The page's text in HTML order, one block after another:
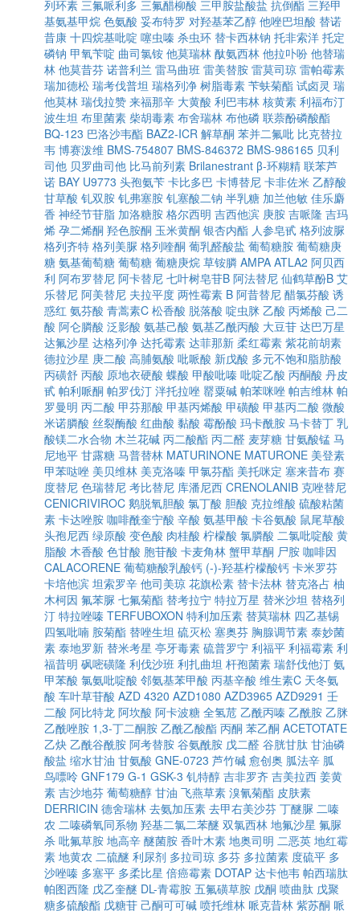
列环素 三氟哌利多 三氟醋柳酸 三甲胺盐酸盐 抗倒酯 三羟甲
基氨基甲烷 色氨酸 妥布特罗 对羟基苯乙醇 他唑巴坦酸 替诺
昔康 十四烷基吡啶 噻虫嗪 杀虫环 替卡西林钠 托非索洋 托定
磷钠 甲氧苄啶 曲司氯铵 他莫瑞林 酞氨西林 他拉卟吩 他替瑞
林 他莫昔芬 诺普利兰 雷马曲班 雷美替胺 雷莫司琼 雷帕霉素
瑞加德松 瑞考伐普坦 瑞格列净 树脂毒素 苄蚨菊酯 试卤灵 瑞
他莫林 瑞伐拉赞 来福那辛 大黄酸 利巴韦林 核黄素 利福布汀
波生坦 布里菌素 柴胡毒素 布舍瑞林 布他磷 联萘酚磷酸酯
BQ-123 巴洛沙韦酯 BAZ2-ICR 解草酮 苯并二氟吡 比克替拉
韦 博赛泼维 BMS-754807 BMS-846372 BMS-986165 贝利
司他 贝罗曲司他 比马前列素 Brilanestrant β-环糊精 联苯芦
诺 BAY U9773 头孢氨苄 卡比多巴 卡博替尼 卡非佐米 乙醇酸
甘草酸 钆双胺 钆弗塞胺 钆塞酸二钠 半乳糖 加兰他敏 佳乐麝
香 神经节苷脂 加洛糖胺 格尔西明 吉西他滨 庚胺 吉哌隆 吉玛
烯 孕二烯酮 羟色胺酮 玉米黄酮 银杏内酯 人参皂甙 格列波脲
格列齐特 格列美脲 格列喹酮 葡乳醛酸盐 葡萄糖胺 葡萄糖庚
糖 氨基葡萄糖 葡萄糖 葡糖庚烷 草铵膦 AMPA ATLA2 阿贝西
利 阿布罗替尼 阿卡替尼 七叶树皂苷B 阿法替尼 仙鹤草酚B 艾
乐替尼 阿美替尼 夫拉平度 两性霉素 B 阿昔替尼 醋氯芬酸 诱
惑红 氨芬酸 青蒿素C 松香酸 脱落酸 啶虫脒 乙酸 丙烯酸 己二
酸 阿仑膦酸 泛影酸 氨基己酸 氨基乙酰丙酸 大豆苷 达巴万星
达氟沙星 达格列净 达托霉素 达菲那新 柔红霉素 紫花前胡素
德拉沙星 庚二酸 高脯氨酸 吡哌酸 新戊酸 多元不饱和脂肪酸
丙磺舒 丙酸 原地衣硬酸 蝶酸 甲酸吡嗪 吡啶乙酸 丙酮酸 丹皮
甙 帕利哌酮 帕罗伐汀 泮托拉唑 罂粟碱 帕苯咪唑 帕吉维林 帕
罗曼明 丙二酸 甲芬那酸 甲基丙烯酸 甲磺酸 甲基丙二酸 微酸
米诺膦酸 丝裂酶酸 红曲酸 黏酸 霉酚酸 玛卡酰胺 马卡替丁 乳
酸镁二水合物 木兰花碱 丙二酸酯 丙二醛 麦芽糖 甘氨酸锰 马
尼地平 甘露糖 马普替林 MATURINONE MATURONE 美登素
甲苯哒唑 美贝维林 美克洛嗪 甲氯芬酯 美托咪定 塞来昔布 赛
度替尼 色瑞替尼 考比替尼 库潘尼西 CRENOLANIB 克唑替尼
CENICRIVIROC 鹅脱氧胆酸 氯丁酸 胆酸 克拉维酸 硫酸粘菌
素 卡达唑胺 咖啡酰奎宁酸 辛酸 氨基甲酸 卡谷氨酸 鼠尾草酸
头孢尼西 绿原酸 变色酸 肉桂酸 柠檬酸 氯膦酸 二氯吡啶酸 黄
脂酸 木香酸 色甘酸 胞苷酸 卡麦角林 蟹甲草酮 尸胺 咖啡因
CALACORENE 葡萄糖酸乳酸钙 (-)-羟基柠檬酸钙 卡米罗芬
卡培他滨 坦索罗辛 他司美琼 花旗松素 替卡法林 替克洛占 柚
木柯因 氟苯脲 七氟菊酯 替考拉宁 特拉万星 替米沙坦 替格列
汀 特拉唑嗪 TERFUBOXON 特利加压素 替莫瑞林 四乙基锡
四氢吡喃 胺菊酯 替唑生坦 硫灭松 塞奥芬 胸腺调节素 泰妙菌
素 泰地罗新 替米考星 亭牙毒素 硫普罗宁 利福平 利福霉素 利
福昔明 砜嘧磺隆 利伐沙班 利扎曲坦 杆孢菌素 瑞舒伐他汀 氨
甲苯酸 氯氨吡啶酸 邻氨基苯甲酸 丙基辛酸 维生素C 天冬氨
酸 车叶草苷酸 AZD 4320 AZD1080 AZD3965 AZD9291 壬
二酸 阿比特龙 阿坎酸 阿卡波糖 全氢苊 乙酰丙嗪 乙酰胺 乙脒
乙酰唑胺 1,3-丁二酮胺 乙酰乙酸酯 丙酮 苯乙酮 ACETOTATE
乙炔 乙酰谷酰胺 阿考替胺 谷氨酰胺 戊二醛 谷胱甘肽 甘油磷
酸盐 缩水甘油 甘氨酸 GNE-0723 芦竹碱 愈创奥 胍法辛 胍
鸟嘌呤 GNF179 G-1 GSK-3 钆特醇 吉非罗齐 吉美拉西 姜黄
素 吉沙地芬 葡萄糖醇 甘油 飞燕草素 溴氰菊酯 皮肤素
DERRICIN 德舍瑞林 去氨加压素 去甲右美沙芬 丁醚脲 二嗪
农 二嗪磷氧同系物 羟基二氯二苯醚 双氯西林 地氟沙星 氟脲
杀 吡氟草胺 地高辛 醚菌胺 香叶木素 地奥司明 二恶英 地红霉
素 地黄农 二硫醚 利尿剂 多拉司琼 多芬 多拉菌素 度硫平 多
沙唑嗪 多塞平 多柔比星 倍癌霉素 DOTAP 达卡他韦 帕西瑞肽
帕图西隆 戊乙奎醚 DL-青霉胺 五氟磺草胺 戊酮 喷曲肽 戊聚
糖多硫酸酯 戊糖苷 己酮可可碱 喷托维林 哌克昔林 紫苏酮 哌